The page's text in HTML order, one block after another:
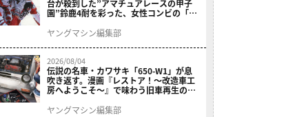
台が殺到した”アマチュアレースの甲子
園”鈴鹿4耐を彩った、女性コンビの「ス
ヤングマシン編集部
2026/08/04
伝説の名車・カワサキ「650-W1」が息
吹き返す。漫画『レストア！～改造車工
房へようこそ～』で味わう旧車再生のロ
ヤングマシン編集部